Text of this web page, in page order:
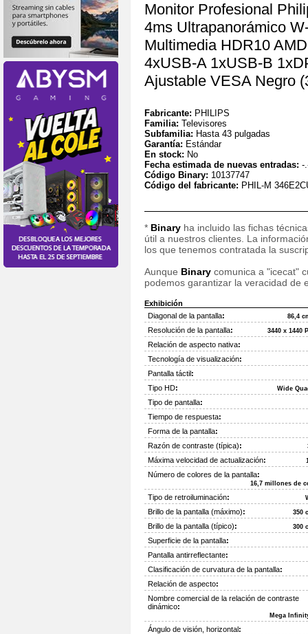
Monitor Profesional
4ms Ultrapanorámico
Multimedia HDR10
4xUSB-A 1xUSB-B
Ajustable VESA Negro
Fabricante: PHILIPS
Familia: Televisores
Subfamilia: Hasta 43 pulgadas
Garantía: Estándar
En stock: No
Fecha estimada de nuevas entradas: -
Código Binary: 10137747
Código del fabricante: PHIL-M
* Binary ha incluido las fichas
útil a nuestros clientes. La
los que tenemos contratada la
Aunque Binary comunica a "icecat"
podemos garantizar la veracidad de
Exhibición
Diagonal de la pantalla: 86,4
Resolución de la pantalla: 3440 x 1440
Relación de aspecto nativa:
Tecnología de visualización:
Pantalla táctil:
Tipo HD: Wide
Tipo de pantalla:
Tiempo de respuesta:
Forma de la pantalla:
Razón de contraste (típica):
Máxima velocidad de actualización:
Número de colores de la pantalla:
16,7 millones de
Tipo de retroiluminación:
Brillo de la pantalla (máximo): 350
Brillo de la pantalla (típico): 300
Superficie de la pantalla:
Pantalla antirreflectante:
Clasificación de curvatura de la pantalla:
Relación de aspecto:
Nombre comercial de la relación de contraste
dinámico:
Mega
Ángulo de visión, horizontal: